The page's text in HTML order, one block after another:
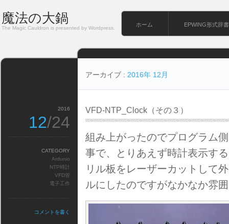
魔法の大鍋
The Magic Cauldron is presented by Wordpress.
ホーム EPWING形式辞書
アーカイブ : 2016年 12月
VFD-NTP_Clock（その３）
組み上がったのでプログラム
事で、とりあえず時計表示す
リル板をレーザーカットして
ルにしたのですがなかなか雰
2016
12/24
CATEGORY
Ardunio
NTP時計
VFD管
電子工作
コメントを書く